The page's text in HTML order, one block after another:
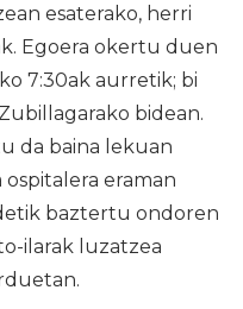
esaterako, herri
Egoera okertu duen
7:30ak aurretik; bi
bidean.
da baina lekuan
eraman
baztertu ondoren
ilarak luzatzea